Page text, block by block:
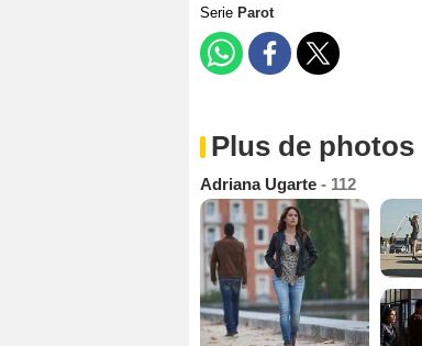
Serie Parot
Plus de photos
Adriana Ugarte - 112